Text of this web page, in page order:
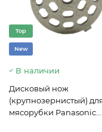
Top
New
В наличии
Дисковый нож
(крупнозернистый)
мясорубки Panasonic